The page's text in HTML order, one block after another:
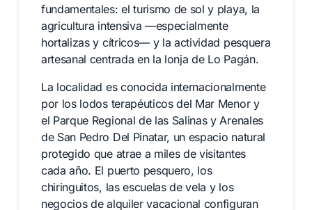
fundamentales: el turismo de sol y playa, la
agricultura intensiva —especialmente
hortalizas y cítricos— y la actividad pesquera
artesanal centrada en la lonja de Lo Pagán.
La localidad es conocida internacionalmente
por los lodos terapéuticos del Mar Menor y
el Parque Regional de las Salinas y Arenales
de San Pedro Del Pinatar, un espacio natural
protegido que atrae a miles de visitantes
cada año. El puerto pesquero, los
chiringuitos, las escuelas de vela y los
negocios de alquiler vacacional configuran